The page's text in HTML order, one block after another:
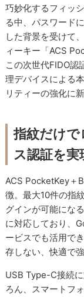
巧妙化するフィッ
る中、パスワード
した背景を受けて
ィーキー「ACS
この次世代FIDO認
理デバイスによる
リティーの強化に
指紋だけ
ス認証を実
ACS PocketKey＋
徴。最大10件の指
グインが可能にな
に対応しており、
ービスでも活用で
存しない、快適で
USB Type-C接続
ろん、スマートフ